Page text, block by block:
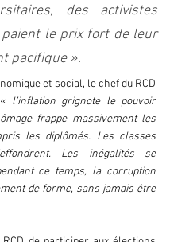
des activistes
le prix fort de leur
pacifique ».
et social, le chef du RCD
l’inflation grignote le pouvoir
frappe massivement les
les diplômés. Les classes
Les inégalités se
ce temps, la corruption
de forme, sans jamais être